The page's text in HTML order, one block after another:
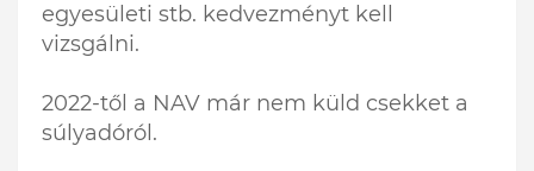
egyesületi stb. kedvezményt kell
vizsgálni.
2022-től a NAV már nem küld csekket a
súlyadóról.